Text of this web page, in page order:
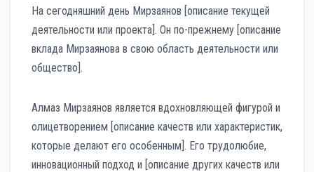
На сегодняшний день Мирзаянов [описание текущей
деятельности или проекта]. Он по-прежнему [описание
вклада Мирзаянова в свою область деятельности или
общество].
Алмаз Мирзаянов является вдохновляющей фигурой и
олицетворением [описание качеств или характеристик,
которые делают его особенным]. Его трудолюбие,
инновационный подход и [описание других качеств или